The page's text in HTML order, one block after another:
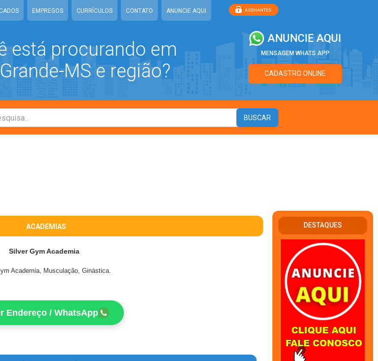
EMPREGOS CURRÍCULOS CONTATO ANUNCIE AQUI
está procurando em
MS e região?
ANUNCIE AQUI
MENSAGEM WHATS APP
CADASTRO ONLINE
ACADEMIAS
Silver Gym Academia
Academia, Musculação, Ginástica.
Endereço / WhatsApp
DESTAQUES